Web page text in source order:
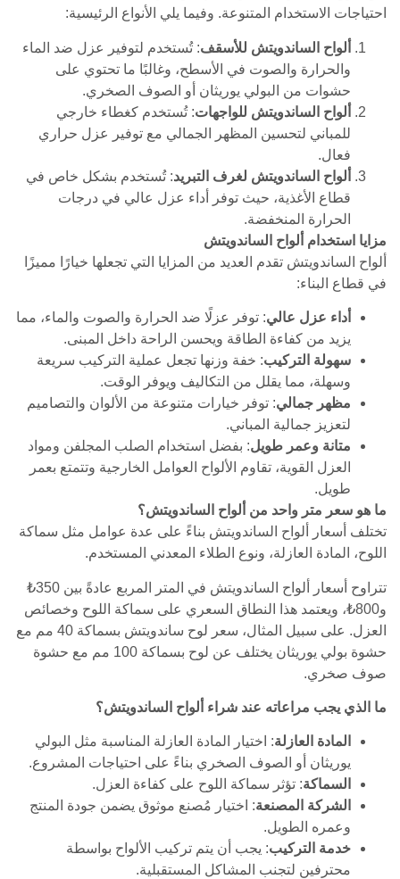
احتياجات الاستخدام المتنوعة. وفيما يلي الأنواع الرئيسية:
ألواح الساندويتش للأسقف: تُستخدم لتوفير عزل ضد الماء
والحرارة والصوت في الأسطح، وغالبًا ما تحتوي على
حشوات من البولي يوريثان أو الصوف الصخري.
ألواح الساندويتش للواجهات: تُستخدم كغطاء خارجي
للمباني لتحسين المظهر الجمالي مع توفير عزل حراري
فعال.
ألواح الساندويتش لغرف التبريد: تُستخدم بشكل خاص في
قطاع الأغذية، حيث توفر أداء عزل عالي في درجات
الحرارة المنخفضة.
مزايا استخدام ألواح الساندويتش
ألواح الساندويتش تقدم العديد من المزايا التي تجعلها خيارًا مميزًا
في قطاع البناء:
أداء عزل عالي: توفر عزلًا ضد الحرارة والصوت والماء، مما
يزيد من كفاءة الطاقة ويحسن الراحة داخل المبنى.
سهولة التركيب: خفة وزنها تجعل عملية التركيب سريعة
وسهلة، مما يقلل من التكاليف ويوفر الوقت.
مظهر جمالي: توفر خيارات متنوعة من الألوان والتصاميم
لتعزيز جمالية المباني.
متانة وعمر طويل: بفضل استخدام الصلب المجلفن ومواد
العزل القوية، تقاوم الألواح العوامل الخارجية وتتمتع بعمر
طويل.
ما هو سعر متر واحد من ألواح الساندويتش؟
تختلف أسعار ألواح الساندويتش بناءً على عدة عوامل مثل سماكة
اللوح، المادة العازلة، ونوع الطلاء المعدني المستخدم.
تتراوح أسعار ألواح الساندويتش في المتر المربع عادةً بين 350₺
و800₺، ويعتمد هذا النطاق السعري على سماكة اللوح وخصائص
العزل. على سبيل المثال، سعر لوح ساندويتش بسماكة 40 مم مع
حشوة بولي يوريثان يختلف عن لوح بسماكة 100 مم مع حشوة
صوف صخري.
ما الذي يجب مراعاته عند شراء ألواح الساندويتش؟
المادة العازلة: اختيار المادة العازلة المناسبة مثل البولي
يوريثان أو الصوف الصخري بناءً على احتياجات المشروع.
السماكة: تؤثر سماكة اللوح على كفاءة العزل.
الشركة المصنعة: اختيار مُصنع موثوق يضمن جودة المنتج
وعمره الطويل.
خدمة التركيب: يجب أن يتم تركيب الألواح بواسطة
محترفين لتجنب المشاكل المستقبلية.